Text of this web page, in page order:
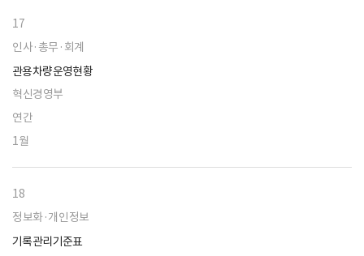
17
인사·총무·회계
관용차량운영현황
혁신경영부
연간
1월
18
정보화·개인정보
기록관리기준표